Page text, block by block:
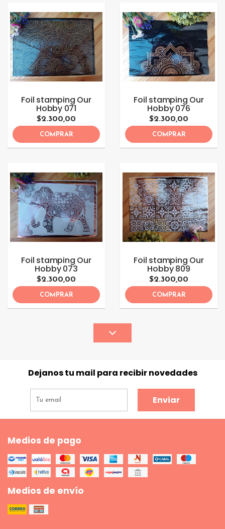
Foil stamping Our
Hobby 071
$2.300,00
COMPRAR
Foil stamping Our
Hobby 076
$2.300,00
COMPRAR
Foil stamping Our
Hobby 073
$2.300,00
COMPRAR
Foil stamping Our
Hobby 809
$2.300,00
COMPRAR
Dejanos tu mail para recibir novedades
Enviar
Medios de pago
Medios de envío